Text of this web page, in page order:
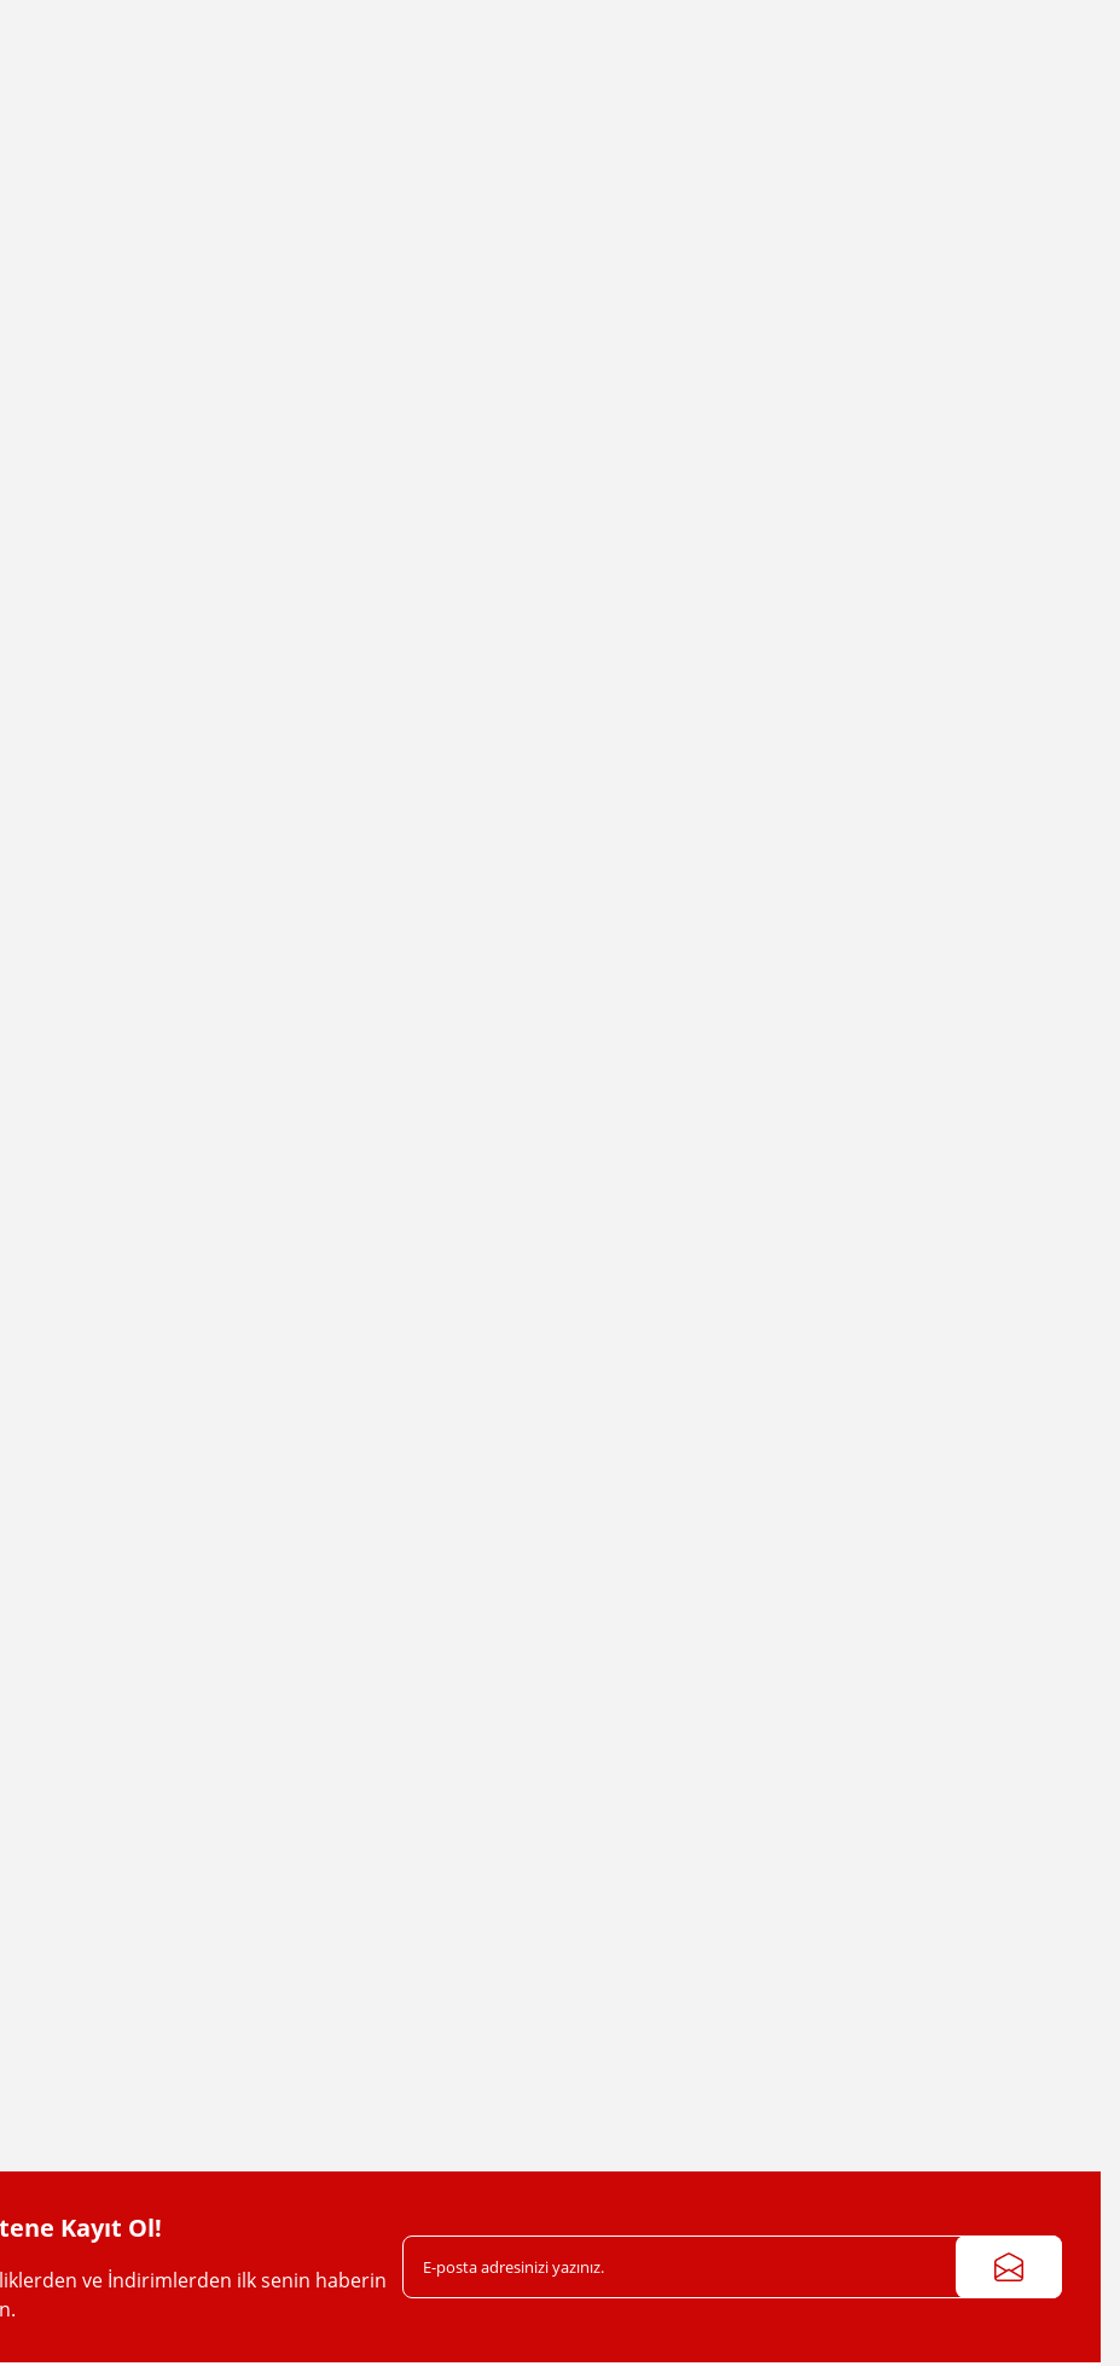
Kayıt Ol!
ve İndirimlerden ilk senin haberin